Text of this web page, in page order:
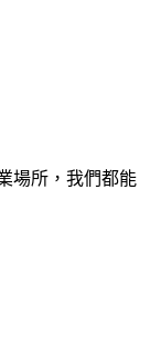
場所，我們都能